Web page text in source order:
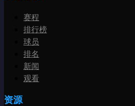
赛程
排行榜
球员
排名
新闻
观看
资源